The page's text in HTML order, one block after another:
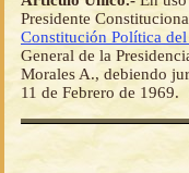
Presidente
Constitución Política del
General de la
Morales A., debiendo
11 de Febrero de 1969.